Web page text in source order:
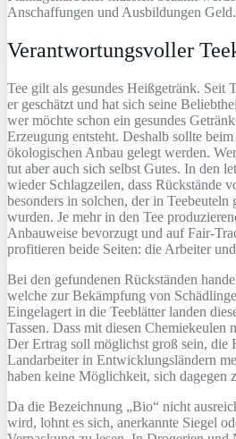
Anschaffungen und Ausbildungen Geld.
Verantwortungsvoller
Tee gilt als gesundes Heißgetränk. Seit
er geschätzt und hat sich seine
wer möchte schon ein gesundes
Erzeugung entsteht. Deshalb sollte
ökologischen Anbau gelegt werden.
tut aber auch sich selbst Gutes. In den
wieder Schlagzeilen, dass Rückstände
besonders in solchen, der in
wurden. Je mehr in den Tee
Anbauweise bevorzugt und auf Fair-
profitieren beide Seiten: die Arbeiter
Bei den gefundenen Rückständen
welche zur Bekämpfung von
Eingelagert in die Teeblätter landen
Tassen. Dass mit diesen Chemiekeulen
Der Ertrag soll möglichst groß sein, die
Landarbeiter in Entwicklungsländern
haben keine Möglichkeit, sich dagegen
Da die Bezeichnung „Bio“ nicht
wird, lohnt es sich, anerkannte Siegel